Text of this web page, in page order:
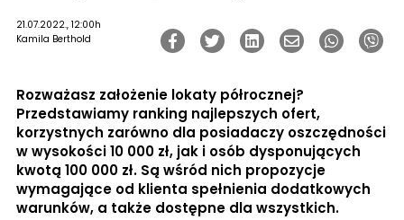
21.07.2022., 12:00h
Kamila Berthold
Rozważasz założenie lokaty półrocznej?
Przedstawiamy ranking najlepszych ofert,
korzystnych zarówno dla posiadaczy oszczędności
w wysokości 10 000 zł, jak i osób dysponujących
kwotą 100 000 zł. Są wśród nich propozycje
wymagające od klienta spełnienia dodatkowych
warunków, a także dostępne dla wszystkich.